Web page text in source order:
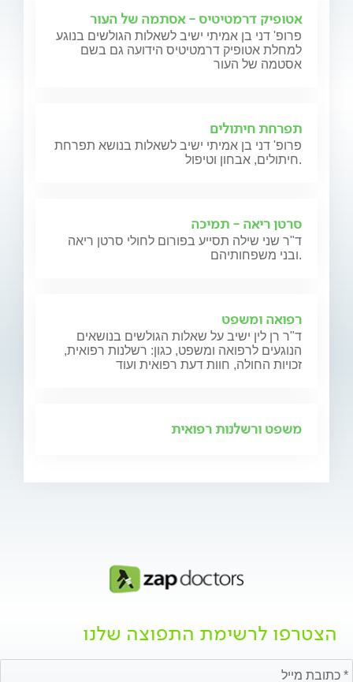
אטופיק דרמטיטיס - אסתמה של העור
פרופ' דני בן אמיתי ישיב לשאלות הגולשים בנוגע
למחלת אטופיק דרמטיטיס הידועה גם בשם
אסטמה של העור
תפרחת חיתולים
פרופ' דני בן אמיתי ישיב לשאלות בנושא תפרחת
חיתולים, אבחון וטיפול.
סרטן ריאה - תמיכה
ד"ר שני שילה תסייע בפורום לחולי סרטן ריאה
ובני משפחותיהם.
רפואה ומשפט
ד"ר רן לין ישיב על שאלות הגולשים בנושאים
הנוגעים לרפואה ומשפט, כגון: רשלנות רפואית,
זכויות החולה, חוות דעת רפואית ועוד
משפט ורשלנות רפואית
הצטרפו לרשימת התפוצה שלנו